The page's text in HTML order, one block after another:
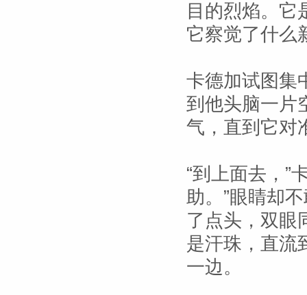
目的烈焰。它
它察觉了什么
卡德加试图集
到他头脑一片
气，直到它对
“到上面去，”
助。”眼睛却
了点头，双眼
是汗珠，直流
一边。